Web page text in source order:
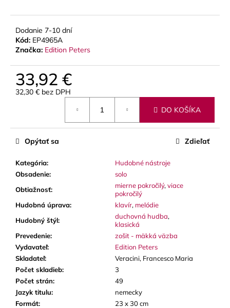
Dodanie 7-10 dní
Kód: EP4965A
Značka: Edition Peters
33,92 €
32,30 € bez DPH
DO KOŠÍKA
Kategória:
Hudobné nástroje
Obsadenie:
solo
Obtiažnosť: mierne pokročilý, viace
pokročilý
Hudobná úprava: klavír, melódie
Hudobný štýl: duchovná hudba,
klasická
Prevedenie:
zošit - mäkká väzba
Vydavateľ:
Edition Peters
Skladateľ:
Veracini, Francesco Maria
Počet skladieb:
3
Počet strán:
49
Jazyk titulu:
nemecky
Formát:
23 x 30 cm
Opýtať sa Zdieľať
a
m
VANDOREN
JAVA
RED
CUT
SAXOFÓN
3,50